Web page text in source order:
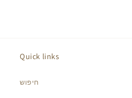
Quick links
חיפוש